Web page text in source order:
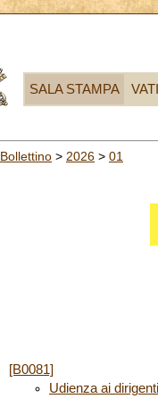
SALA STAMPA
Bollettino > 2026 > 01
[B0081]
Udienza ai